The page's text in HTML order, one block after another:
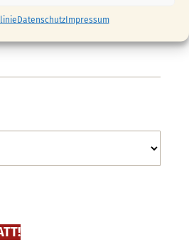
DatenschutzImpressum